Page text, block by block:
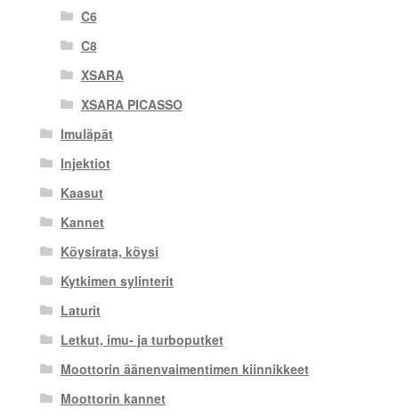
C6
C8
XSARA
XSARA PICASSO
Imuläpät
Injektiot
Kaasut
Kannet
Köysirata, köysi
Kytkimen sylinterit
Laturit
Letkut, imu- ja turboputket
Moottorin äänenvaimentimen kiinnikkeet
Moottorin kannet